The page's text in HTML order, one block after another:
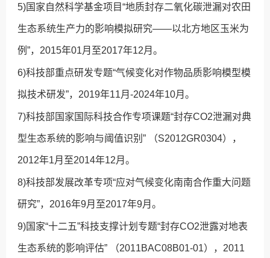
5)国家自然科学基金项目“地质封存二氧化碳泄漏对农田
生态系统生产力的影响模拟研究——以北方地区玉米为
例”，2015年01月至2017年12月。
6)科技部重点研发专题“气候变化对作物品质影响模型模
拟技术研发”，2019年11月-2024年10月。
7)科技部国家国际科技合作专项课题“封存CO2泄漏对典
型生态系统的影响与阈值识别” （S2012GR0304），
2012年1月至2014年12月。
8)科技部发展改革专项“应对气候变化南南合作重大问题
研究”，2016年9月至2017年9月。
9)国家“十二五”科技支撑计划专题“封存CO2泄露对地表
生态系统的影响评估” （2011BAC08B01-01），2011